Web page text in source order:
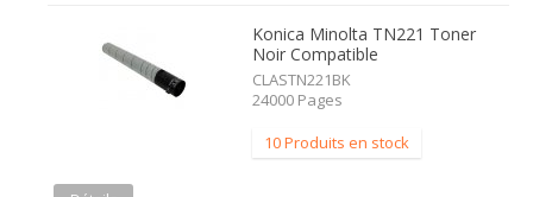
Konica Minolta TN221 Toner
Noir Compatible
CLASTN221BK
24000 Pages
10 Produits en stock